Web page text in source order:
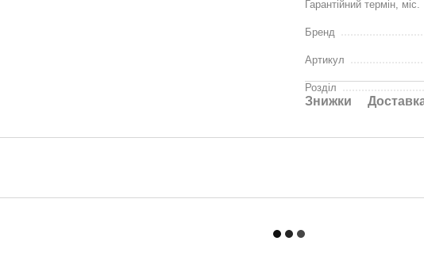
Гарантійний термін, міс.
Бренд
Артикул
Розділ
Знижки